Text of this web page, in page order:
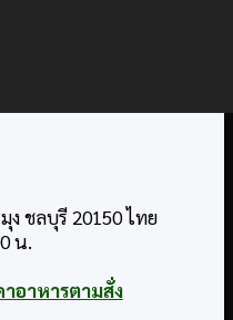
ง ชลบุรี 20150 ไทย
น.
อาหารตามสั่ง